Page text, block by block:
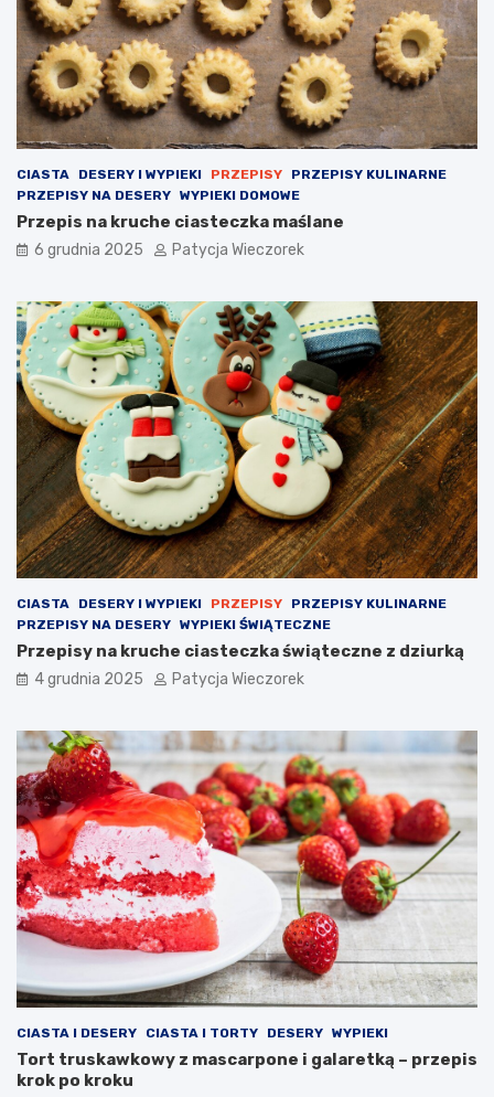
CIASTA DESERY I WYPIEKI PRZEPISY
PRZEPISY KULINARNE
PRZEPISY NA DESERY WYPIEKI DOMOWE
Przepis na kruche ciasteczka maślane
6 grudnia 2025 Patycja Wieczorek
CIASTA DESERY I WYPIEKI PRZEPISY
PRZEPISY KULINARNE
PRZEPISY NA DESERY WYPIEKI ŚWIĄTECZNE
Przepisy na kruche ciasteczka świąteczne z dziurką
4 grudnia 2025 Patycja Wieczorek
CIASTA I DESERY CIASTA I TORTY DESERY WYPIEKI
Tort truskawkowy z mascarpone i galaretką – przepis
krok po kroku